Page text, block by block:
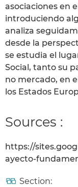
asociaciones en
introduciendo
analiza
desde la
se estudia el
Social, tanto su
no mercado, en
los Estados
Sources :
https://
ayecto-
Section: